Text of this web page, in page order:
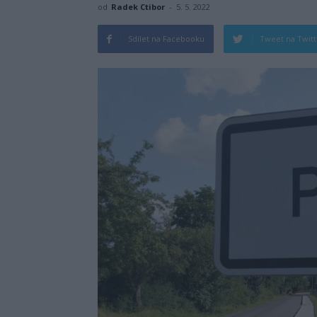
od Radek Ctibor - 5. 5. 2022
Sdílet na Facebooku Tweet na